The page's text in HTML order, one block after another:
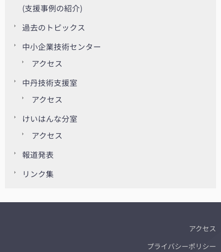
(支援事例の紹介)
過去のトピックス
中小企業技術センター
アクセス
中丹技術支援室
アクセス
けいはんな分室
アクセス
報道発表
リンク集
アクセス
プライバシーポリシー